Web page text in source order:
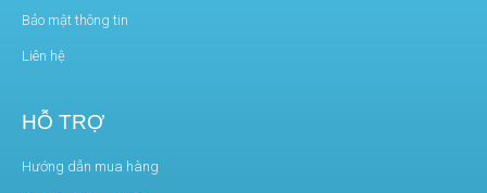
Bảo mật thông tin
Liên hệ
HỖ TRỢ
Hướng dẫn mua hàng